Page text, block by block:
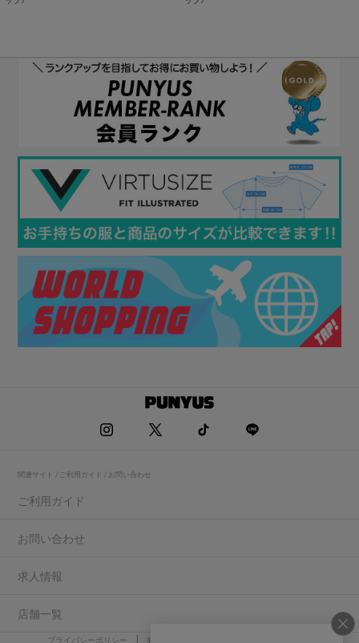
関連サイト / ご利用ガイド / お問い合わせ
ご利用ガイド
お問い合わせ
求人情報
店舗一覧
プライバシーポリシー 特定商取引法に基づく表記